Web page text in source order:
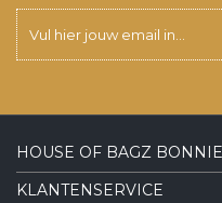
HOUSE OF BAGZ
KLANTENSERVICE